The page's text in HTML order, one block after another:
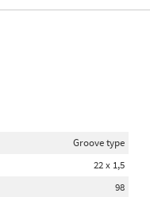
Groove type
22 x 1,5
98